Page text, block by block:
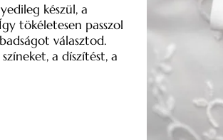
készül, a
tökéletesen passzol
választod.
a díszítést, a